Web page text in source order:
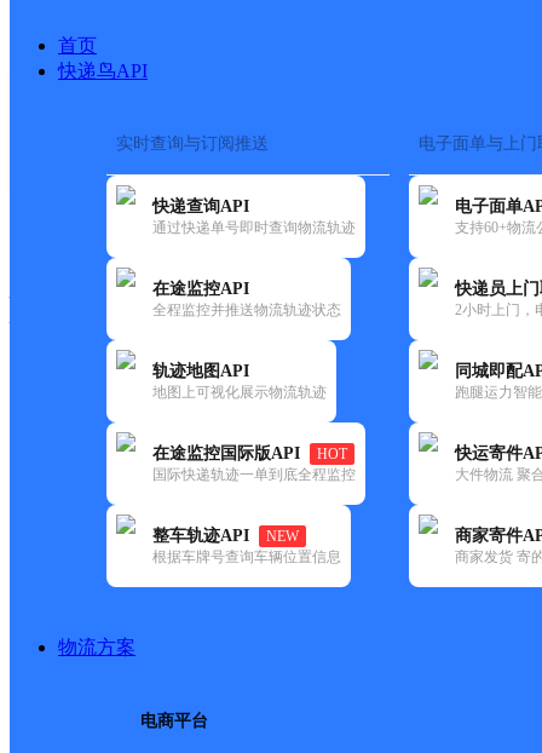
首页
快递鸟API
实时查询与订阅推送
快递查询API
通过快递单号即时查询物流轨迹
在途监控API
全程监控并推送物流轨迹状态
轨迹地图API
地图上可视化展示物流轨迹
在途监控国际版API
HOT
国际快递轨迹一单到底全程监控
整车轨迹API
NEW
根据车牌号查询车辆位置信息
电子面单与上门
电子面单
支持60+物流
快递员上
2小时上门，
同城即配
跑腿运力智
快运寄件
大件物流 聚
商家寄件
商家发货 寄
物流方案
电商平台
快运大全 快递时效
顺丰
包匠皮革店
更新时间：2021-11-26 00:00:00
所属快递：顺丰速运
所属区域：河北省-邢台市-隆尧县
网点地址：大成花园6号底商
网点负责人：